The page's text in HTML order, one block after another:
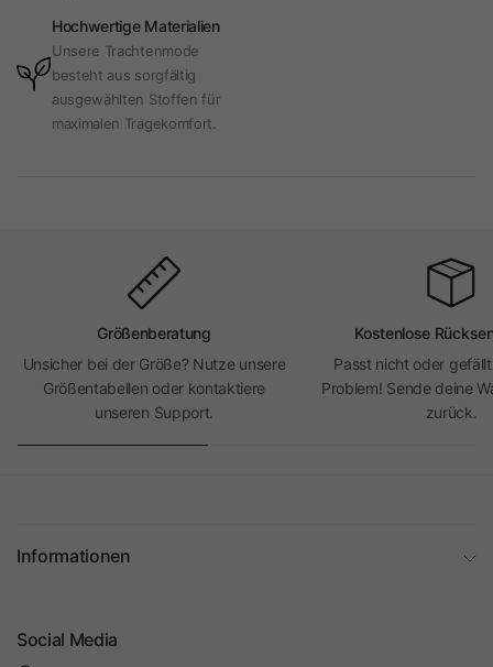
Hochwertige Materialien
Unsere Trachtenmode
besteht aus sorgfältig
ausgewählten Stoffen für
maximalen Tragekomfort.
Größenberatung
Unsicher bei der Größe? Nutze unsere
Größentabellen oder kontaktiere
unseren Support.
Kostenlose
Passt nicht oder
Problem! Sende deine
zurück.
Informationen
Social Media